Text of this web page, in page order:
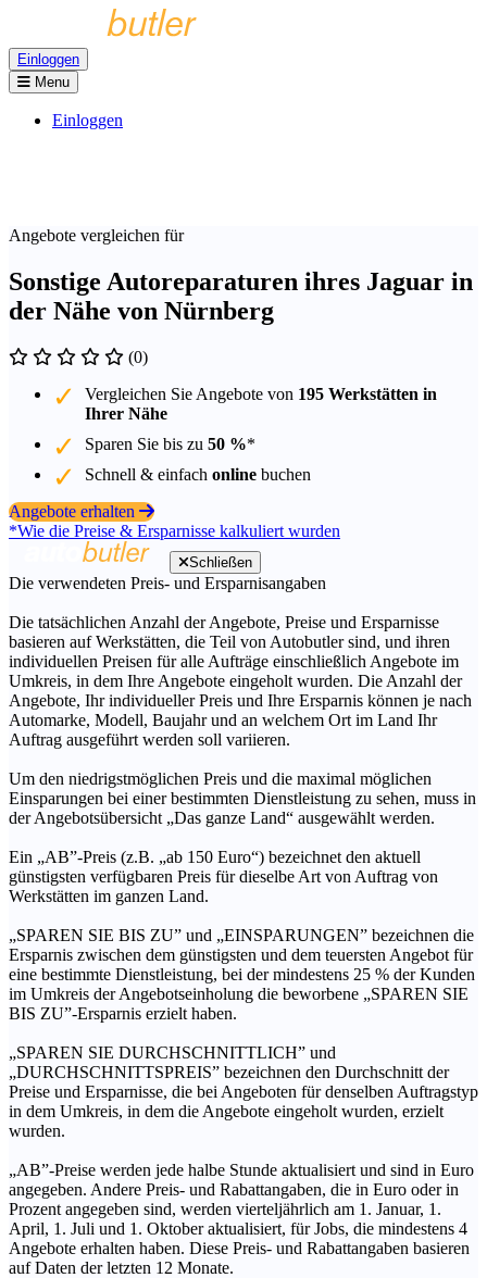
Einloggen
Menu
Einloggen
Angebote vergleichen für
Sonstige Autoreparaturen ihres Jaguar in
der Nähe von Nürnberg
(0)
Vergleichen Sie Angebote von 195 Werkstätten in
Ihrer Nähe
Sparen Sie bis zu 50 %*
Schnell & einfach online buchen
Angebote erhalten
*Wie die Preise & Ersparnisse kalkuliert wurden
Schließen
Die verwendeten Preis- und Ersparnisangaben
Die tatsächlichen Anzahl der Angebote, Preise und Ersparnisse
basieren auf Werkstätten, die Teil von Autobutler sind, und ihren
individuellen Preisen für alle Aufträge einschließlich Angebote im
Umkreis, in dem Ihre Angebote eingeholt wurden. Die Anzahl der
Angebote, Ihr individueller Preis und Ihre Ersparnis können je nach
Automarke, Modell, Baujahr und an welchem Ort im Land Ihr
Auftrag ausgeführt werden soll variieren.
Um den niedrigstmöglichen Preis und die maximal möglichen
Einsparungen bei einer bestimmten Dienstleistung zu sehen, muss in
der Angebotsübersicht „Das ganze Land“ ausgewählt werden.
Ein „AB”-Preis (z.B. „ab 150 Euro“) bezeichnet den aktuell
günstigsten verfügbaren Preis für dieselbe Art von Auftrag von
Werkstätten im ganzen Land.
„SPAREN SIE BIS ZU” und „EINSPARUNGEN” bezeichnen die
Ersparnis zwischen dem günstigsten und dem teuersten Angebot für
eine bestimmte Dienstleistung, bei der mindestens 25 % der Kunden
im Umkreis der Angebotseinholung die beworbene „SPAREN SIE
BIS ZU”-Ersparnis erzielt haben.
„SPAREN SIE DURCHSCHNITTLICH” und
„DURCHSCHNITTSPREIS” bezeichnen den Durchschnitt der
Preise und Ersparnisse, die bei Angeboten für denselben Auftragstyp
in dem Umkreis, in dem die Angebote eingeholt wurden, erzielt
wurden.
„AB”-Preise werden jede halbe Stunde aktualisiert und sind in Euro
angegeben. Andere Preis- und Rabattangaben, die in Euro oder in
Prozent angegeben sind, werden vierteljährlich am 1. Januar, 1.
April, 1. Juli und 1. Oktober aktualisiert, für Jobs, die mindestens 4
Angebote erhalten haben. Diese Preis- und Rabattangaben basieren
auf Daten der letzten 12 Monate.